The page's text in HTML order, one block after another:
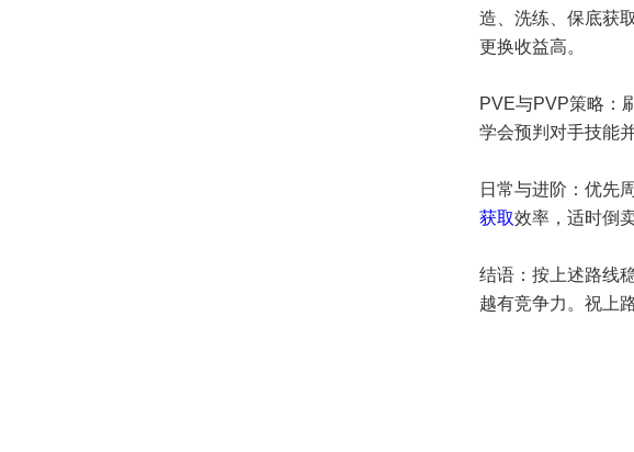
造、洗练、保底获
更换收益高。
PVE与PVP策略：
学会预判对手技能
日常与进阶：优先
获取效率，适时倒
结语：按上述路线
越有竞争力。祝上